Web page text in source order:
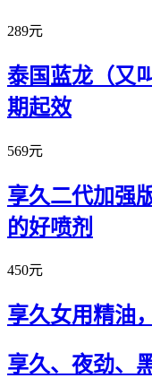
289元
泰国蓝龙（又
期起效
569元
享久二代加强
的好喷剂
450元
享久女用精油
享久、夜劲、